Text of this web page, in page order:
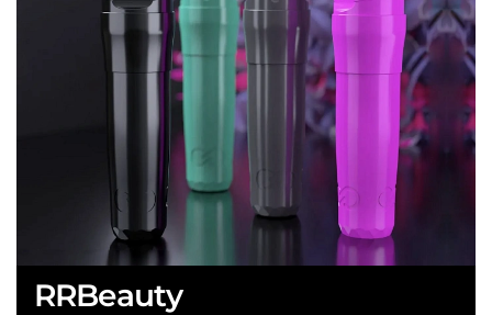
RRBeauty